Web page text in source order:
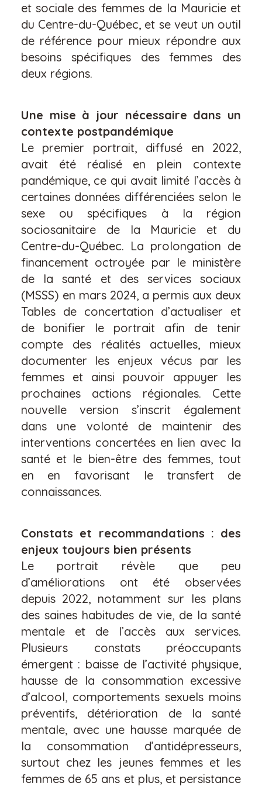
et sociale des femmes de la Mauricie et
du Centre-du-Québec, et se veut un outil
de référence pour mieux répondre aux
besoins spécifiques des femmes des
deux régions.
Une mise à jour nécessaire dans un
contexte postpandémique
Le premier portrait, diffusé en 2022,
avait été réalisé en plein contexte
pandémique, ce qui avait limité l’accès à
certaines données différenciées selon le
sexe ou spécifiques à la région
sociosanitaire de la Mauricie et du
Centre-du-Québec. La prolongation de
financement octroyée par le ministère
de la santé et des services sociaux
(MSSS) en mars 2024, a permis aux deux
Tables de concertation d’actualiser et
de bonifier le portrait afin de tenir
compte des réalités actuelles, mieux
documenter les enjeux vécus par les
femmes et ainsi pouvoir appuyer les
prochaines actions régionales. Cette
nouvelle version s’inscrit également
dans une volonté de maintenir des
interventions concertées en lien avec la
santé et le bien-être des femmes, tout
en en favorisant le transfert de
connaissances.
Constats et recommandations : des
enjeux toujours bien présents
Le portrait révèle que peu
d’améliorations ont été observées
depuis 2022, notamment sur les plans
des saines habitudes de vie, de la santé
mentale et de l’accès aux services.
Plusieurs constats préoccupants
émergent : baisse de l’activité physique,
hausse de la consommation excessive
d’alcool, comportements sexuels moins
préventifs, détérioration de la santé
mentale, avec une hausse marquée de
la consommation d’antidépresseurs,
surtout chez les jeunes femmes et les
femmes de 65 ans et plus, et persistance